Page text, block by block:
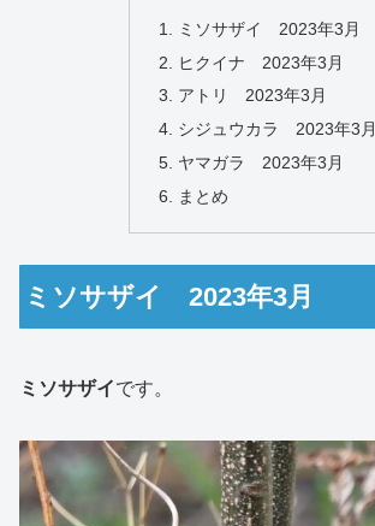
ミソサザイ 2023年3月
ヒクイナ 2023年3月
アトリ 2023年3月
シジュウカラ 2023年3月
ヤマガラ 2023年3月
まとめ
ミソサザイ 2023年3月
ミソサザイです。